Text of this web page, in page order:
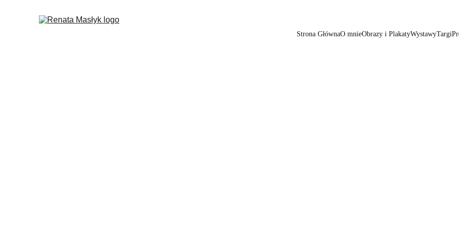
Strona GłównaO mnieObrazy i PlakatyWystawyTargi